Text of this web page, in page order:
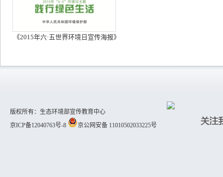
《2015年六·五世界环境日宣传海报》
版权所有：生态环境部宣传教育中心
京ICP备12040763号-8
京公网安备 11010502033225号